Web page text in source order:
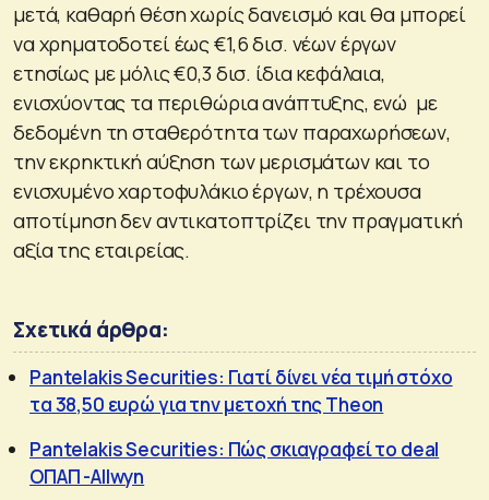
μετά, καθαρή θέση χωρίς δανεισμό και θα μπορεί
να χρηματοδοτεί έως €1,6 δισ. νέων έργων
ετησίως με μόλις €0,3 δισ. ίδια κεφάλαια,
ενισχύοντας τα περιθώρια ανάπτυξης, ενώ με
δεδομένη τη σταθερότητα των παραχωρήσεων,
την εκρηκτική αύξηση των μερισμάτων και το
ενισχυμένο χαρτοφυλάκιο έργων, η τρέχουσα
αποτίμηση δεν αντικατοπτρίζει την πραγματική
αξία της εταιρείας.
Σχετικά άρθρα:
Pantelakis Securities: Γιατί δίνει νέα τιμή στόχο
τα 38,50 ευρώ για την μετοχή της Theon
Pantelakis Securities: Πώς σκιαγραφεί το deal
ΟΠΑΠ -Allwyn